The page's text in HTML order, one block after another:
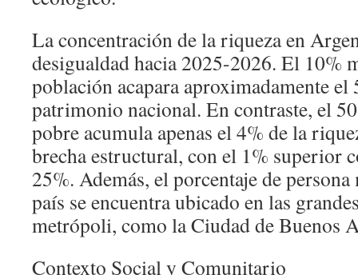
La concentración de la riqueza en
desigualdad hacia 2025-2026. El 10%
población acapara aproximadamente
patrimonio nacional. En contraste, el
pobre acumula apenas el 4% de la
brecha estructural, con el 1% superior
25%. Además, el porcentaje de
país se encuentra ubicado en las
metrópoli, como la Ciudad de Buenos
Contexto Social y Comunitario